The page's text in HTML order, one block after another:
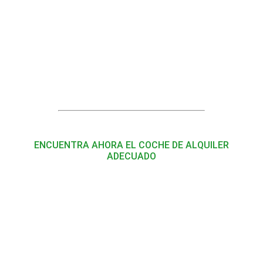
ENCUENTRA AHORA EL COCHE DE ALQUILER
ADECUADO